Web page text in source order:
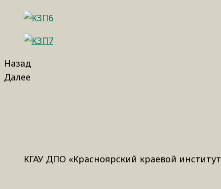
Назад
Далее
КГАУ ДПО «Красноярский краевой